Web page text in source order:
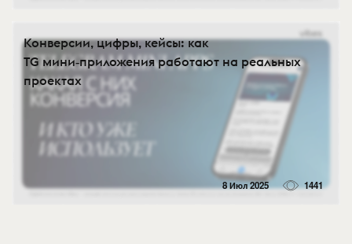
Конверсии, цифры, кейсы: как
TG мини‑приложения работают на реальных
проектах
8 Июл 2025 1441